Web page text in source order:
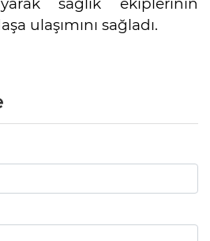
ulaşımını sağladı.